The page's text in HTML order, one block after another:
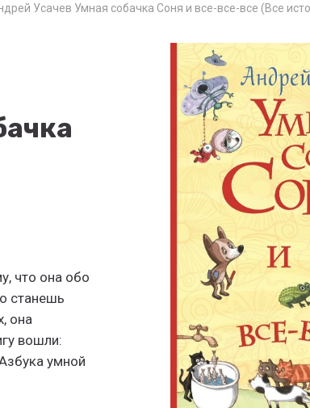
Усачев Умная собачка Соня и все-все-все (Все
что она обо
станешь
она
вошли:
умной